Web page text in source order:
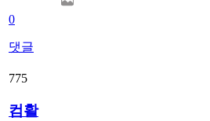
0
댓글
775
컴활